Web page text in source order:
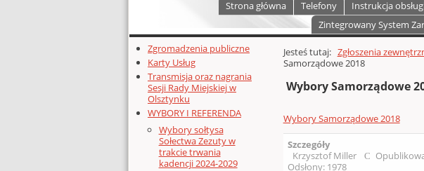
Strona główna Telefony Instrukcja
Zintegrowany System
Dodatkowe zasoby (lewa kolumna)
Zgromadzenia publiczne
Karty Usług
Transmisja oraz nagrania
Sesji Rady Miejskiej w
Olsztynku
WYBORY I REFERENDA
Wybory sołtysa
Sołectwa Zezuty w
trakcie trwania
kadencji 2024-2029
Głównej zawartości
Jesteś tutaj: Zgłoszenia
Samorządowe 2018
Wybory Samorządowe
Wybory Samorządowe 2018
Szczegóły
Krzysztof Miller
Odsłony: 1978